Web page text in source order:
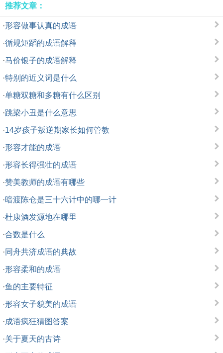
推荐文章：
·形容做事认真的成语
·循规矩蹈的成语解释
·马价银子的成语解释
·特别的近义词是什么
·单糖双糖和多糖有什么区别
·跳梁小丑是什么意思
·14岁孩子叛逆期家长如何管教
·形容才能的成语
·形容长得强壮的成语
·赞美教师的成语有哪些
·暗渡陈仓是三十六计中的哪一计
·杜康酒发源地在哪里
·合数是什么
·同舟共济成语的典故
·形容柔和的成语
·鱼的主要特征
·形容女子貌美的成语
·成语疯狂猜图答案
·关于夏天的古诗